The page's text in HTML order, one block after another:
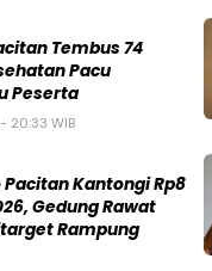
Tembus 74
Pacu
Peserta
20:33 WIB
Pacitan Kantongi Rp8
Gedung Rawat
Rampung